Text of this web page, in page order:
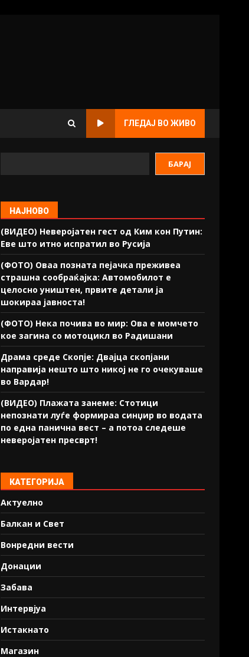
ГЛЕДАЈ ВО ЖИВО
БАРАЈ
НАЈНОВО
(ВИДЕО) Неверојатен гест од Ким кон Путин:
Еве што итно испратил во Русија
(ФОТО) Оваа позната пејачка преживеа
страшна сообраќајка: Автомобилот е
целосно уништен, првите детали ја
шокираа јавноста!
(ФОТО) Нека почива во мир: Ова е момчето
кое загина со мотоцикл во Радишани
Драма среде Скопје: Двајца скопјани
направија нешто што никој не го очекуваше
во Вардар!
(ВИДЕО) Плажата занеме: Стотици
непознати луѓе формираа синџир во водата
по една панична вест – а потоа следеше
неверојатен пресврт!
КАТЕГОРИЈА
Актуелно
Балкан и Свет
Вонредни вести
Донации
Забава
Интервјуа
Истакнато
Магазин